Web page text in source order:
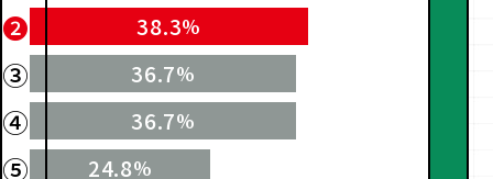
❷ 38.3%
③ 36.7%
④ 36.7%
⑤ 24.8%